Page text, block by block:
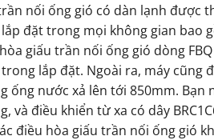
nối ống gió có dàn lạnh được
đặt trong mọi không gian bao
giấu trần nối ống gió dòng
lắp đặt. Ngoài ra, máy cũng
ống nước xả lên tới 850mm.
và điều khiển từ xa có dây
điều hòa giấu trần nối ống gió